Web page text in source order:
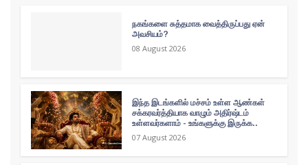
நகங்களை சுத்தமாக வைத்திருப்பது ஏன்
அவசியம்?
08 August 2026
இந்த இடங்களில் மச்சம் உள்ள ஆண்கள்
சக்கரவர்த்தியாக வாழும் அதிர்ஷ்டம்
உள்ளவர்களாம் - உங்களுக்கு இருக்க..
07 August 2026